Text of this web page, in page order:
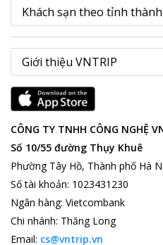
CÔNG TY TNHH CÔNG NGHỆ
Số 10/55 đường Thụy Khuê
Phường Tây Hồ, Thành phố Hà
Số tài khoản: 1023431230
Ngân hàng: Vietcombank
Chi nhánh: Thăng Long
Email: cs@vntrip.vn